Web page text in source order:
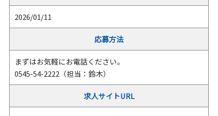
2026/01/11
応募方法
まずはお気軽にお電話ください。
0545-54-2222（担当：鈴木）
求人サイトURL